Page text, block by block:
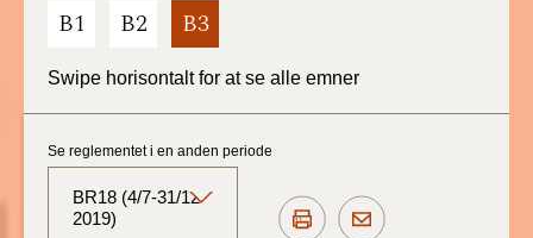
B1 B2 B3
Swipe horisontalt for at se alle emner
Se reglementet i en anden periode
BR18 (4/7-31/12
2019)